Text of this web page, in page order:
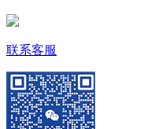
联系客服